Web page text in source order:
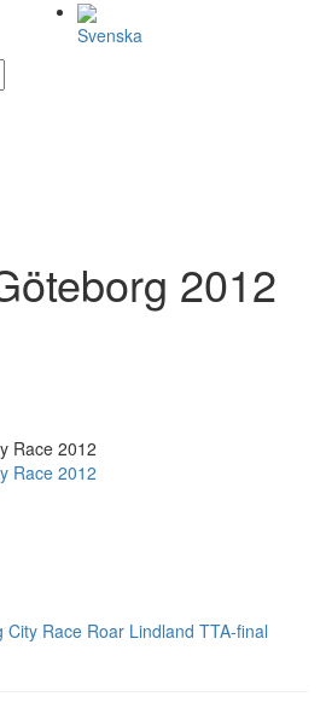
Svenska
2012
Race 2012
Race 2012
City Race Roar Lindland TTA-final